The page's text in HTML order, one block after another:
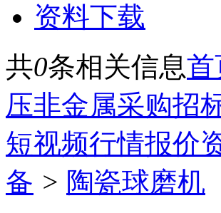
资料下载
共0条相关信息首
压非金属采购招
短视频行情报价
备 > 陶瓷球磨机